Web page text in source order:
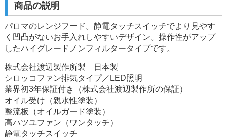
商品の説明
パロマのレンジフード。静電タッチスイッチでより見やす
く凹凸がないお手入れしやすいデザイン。操作性がアップ
したハイグレードノンフィルタータイプです。
株式会社渡辺製作所製 日本製
シロッコファン排気タイプ／LED照明
業界初3年保証付き（株式会社渡辺製作所の保証）
オイル受け（親水性塗装）
整流板（オイルガード塗装）
高ハツユファン（ワンタッチ）
静電タッチスイッチ